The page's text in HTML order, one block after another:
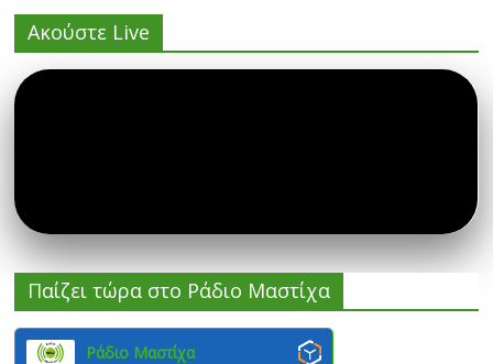
Ακούστε Live
Παίζει τώρα στο Ράδιο Μαστίχα
Ράδιο Μαστίχα